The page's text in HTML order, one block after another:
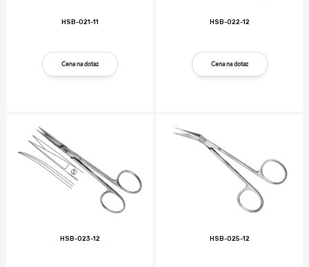
HSB-021-11
Cena na dotaz
HSB-022-12
Cena na dotaz
HSB-023-12 HSB-025-12